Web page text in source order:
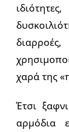
χαρά της
Έτσι
αρμόδια